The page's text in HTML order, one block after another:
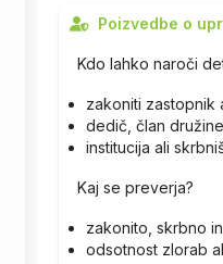
Poizvedbe o
Kdo lahko naroči
zakoniti zastopnik
dedič, član
institucija ali
Kaj se preverja?
zakonito, skrbno
odsotnost zlorab